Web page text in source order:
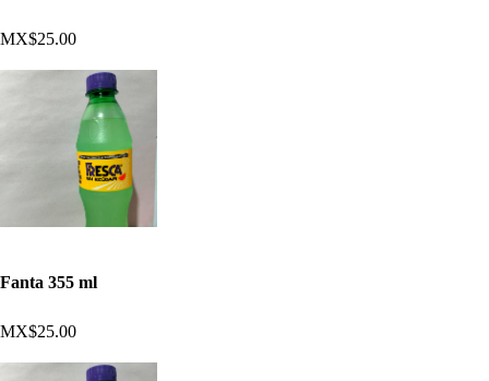
MX$25.00
Fanta 355 ml
MX$25.00